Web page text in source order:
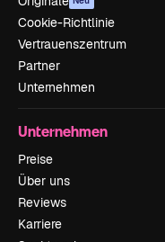
Cookie-Richtlinie
Vertrauenszentrum
Partner
Unternehmen
Unternehmen
Preise
Über uns
Reviews
Karriere